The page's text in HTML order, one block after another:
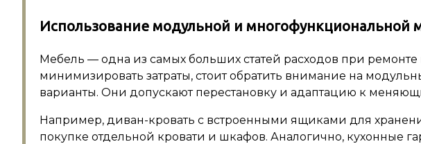
Использование модульной и многофункциональной
Мебель — одна из самых больших статей расходов при ремонте
минимизировать затраты, стоит обратить внимание на
варианты. Они допускают перестановку и адаптацию к
Например, диван-кровать с встроенными ящиками для
покупке отдельной кровати и шкафов. Аналогично, кухонные